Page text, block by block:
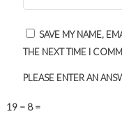
SAVE MY NAME,
THE NEXT TIME I
PLEASE ENTER AN
19 − 8 =